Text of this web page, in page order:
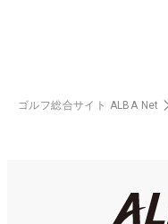
ゴルフ総合サイト ALBA Net